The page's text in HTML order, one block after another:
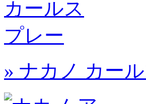
» ナカノ カー